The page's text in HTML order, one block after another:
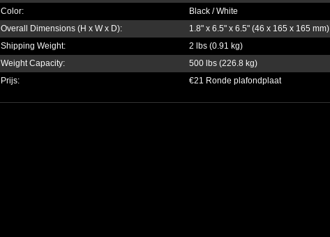
Color:
Black / White
Overall Dimensions (H x W x D):
1.8" x 6.5" x 6.5" (46 x 165 x 165 mm)
Shipping Weight:
2 lbs (0.91 kg)
Weight Capacity:
500 lbs (226.8 kg)
Prijs:
€21 Ronde plafondplaat